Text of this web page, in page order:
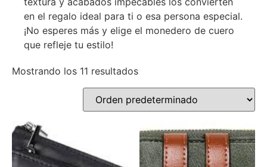
en el regalo ideal para ti o esa persona especial.
¡No esperes más y elige el monedero de cuero
que refleje tu estilo!
Mostrando los 11 resultados